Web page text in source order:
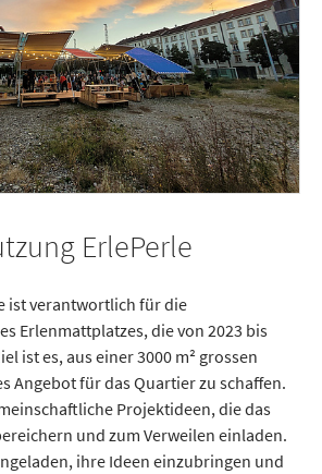
ErlePerle
ist verantwortlich für die
Er­len­mattplatzes, die von 2023 bis
ist es, aus einer 3000 m² grossen
Angebot für das Quartier zu schaffen.
Projektideen, die das
und zum Verweilen einladen.
ihre Ideen einzubringen und